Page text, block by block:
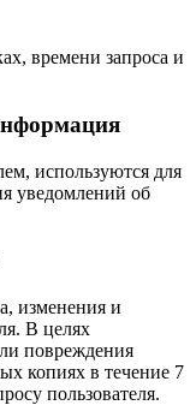
времени запроса и
используются для
уведомлений об
изменения и
В целях
повреждения
копиях в течение 7
пользователя.